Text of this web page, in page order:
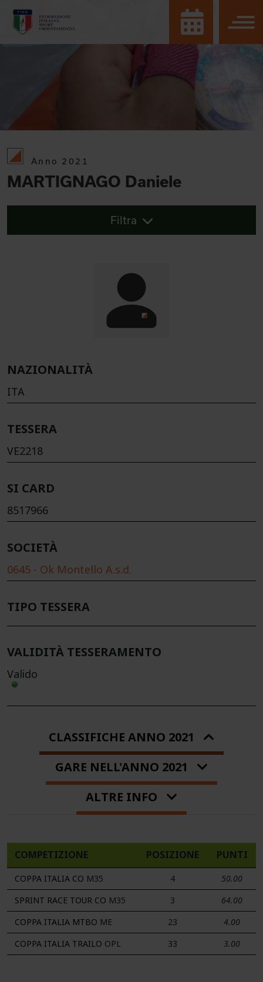
Anno 2021
MARTIGNAGO Daniele
Filtra
NAZIONALITÀ
ITA
TESSERA
VE2218
SI CARD
8517966
SOCIETÀ
0645 - Ok Montello A.s.d.
TIPO TESSERA
VALIDITÀ TESSERAMENTO
Valido
CLASSIFICHE ANNO 2021
GARE NELL'ANNO 2021
ALTRE INFO
COMPETIZIONE POSIZIONE PUNTI
COPPA ITALIA CO M35 4
50.00
SPRINT RACE TOUR CO M35 3
64.00
COPPA ITALIA MTBO ME 23
4.00
COPPA ITALIA TRAILO OPL 33 3.00